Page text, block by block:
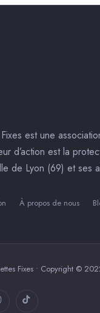
est une
d’action est la
de Lyon (69) et ses
À propos de nous
Fixes • Copyright ©